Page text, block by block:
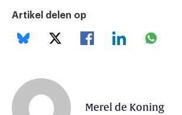
Artikel delen op
Merel de Koning